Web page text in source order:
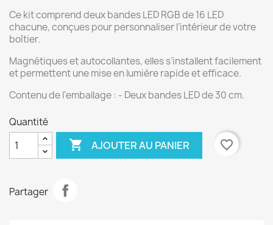
Ce kit comprend deux bandes LED RGB de 16 LED
chacune, conçues pour personnaliser l’intérieur de votre
boîtier.
Magnétiques et autocollantes, elles s’installent facilement
et permettent une mise en lumière rapide et efficace.
Contenu de l'emballage : - Deux bandes LED de 30 cm.
Quantité
 AJOUTER AU PANIER favorite_border
Partager